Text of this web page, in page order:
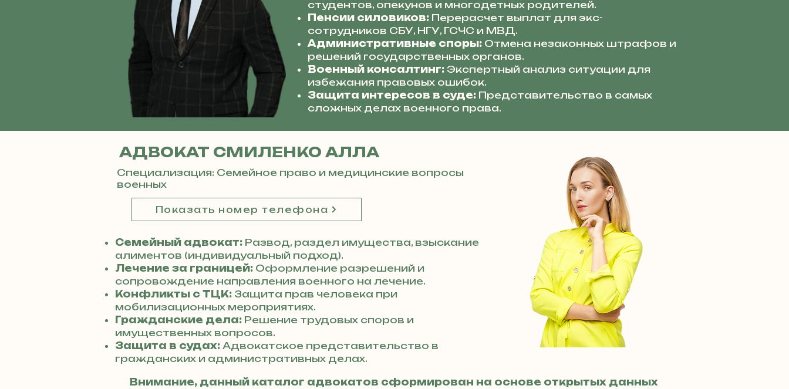
студентов, опекунов и многодетных родителей.
Пенсии силовиков: Перерасчет выплат для экс-
сотрудников СБУ, НГУ, ГСЧС и МВД.
Административные споры: Отмена незаконных штрафов и
решений государственных органов.
Военный консалтинг: Экспертный анализ ситуации для
избежания правовых ошибок.
Защита интересов в суде: Представительство в самых
сложных делах военного права.
АДВОКАТ СМИЛЕНКО АЛЛА
Специализация: Семейное право и медицинские вопросы
военных
Показать номер телефона
Семейный адвокат: Развод, раздел имущества, взыскание
алиментов (индивидуальный подход).
Лечение за границей: Оформление разрешений и
сопровождение направления военного на лечение.
Конфликты с ТЦК: Защита прав человека при
мобилизационных мероприятиях.
Гражданские дела: Решение трудовых споров и
имущественных вопросов.
Защита в судах: Адвокатское представительство в
гражданских и административных делах.
Внимание, данный каталог адвокатов сформирован на основе открытых данных